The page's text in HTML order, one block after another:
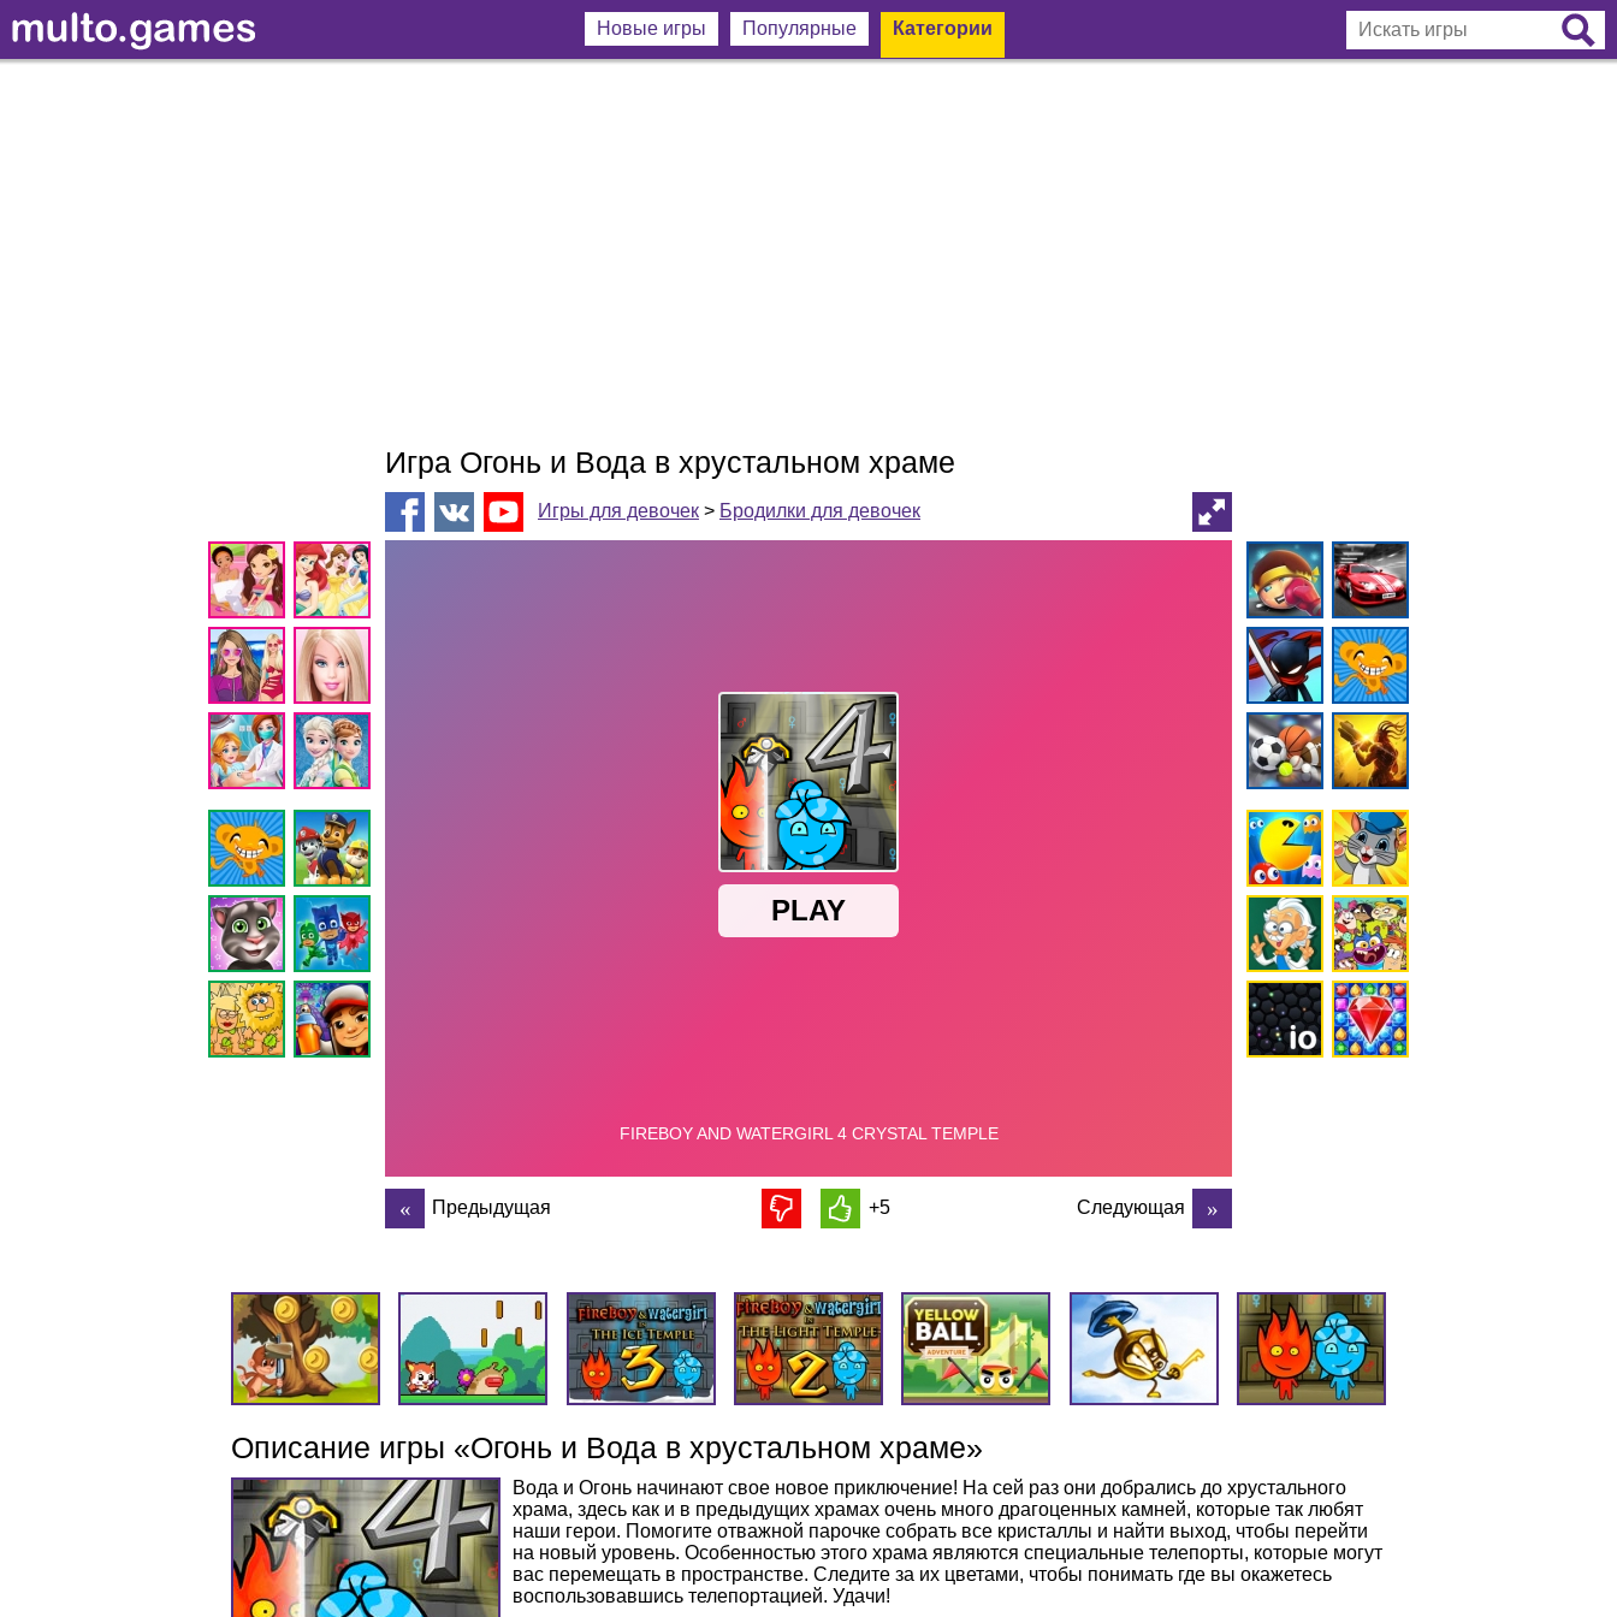
Новые игры Популярные Категории
Игра Огонь и Вода в хрустальном храме
Игры для девочек > Бродилки для девочек
Предыдущая +5 Следующая
Описание игры «Огонь и Вода в хрустальном храме»
Вода и Огонь начинают свое новое приключение! На сей раз они добрались до хрустального
храма, здесь как и в предыдущих храмах очень много драгоценных камней, которые так любят
наши герои. Помогите отважной парочке собрать все кристаллы и найти выход, чтобы перейти
на новый уровень. Особенностью этого храма являются специальные телепорты, которые могут
вас перемещать в пространстве. Следите за их цветами, чтобы понимать где вы окажетесь
воспользовавшись телепортацией. Удачи!